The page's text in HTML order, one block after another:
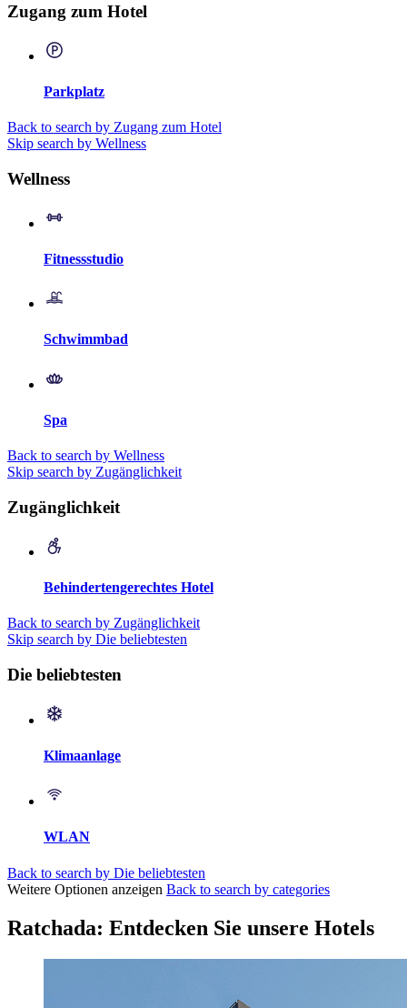
Zugang zum Hotel
Parkplatz
Back to search by Zugang zum Hotel
Skip search by Wellness
Wellness
Fitnessstudio
Schwimmbad
Spa
Back to search by Wellness
Skip search by Zugänglichkeit
Zugänglichkeit
Behindertengerechtes Hotel
Back to search by Zugänglichkeit
Skip search by Die beliebtesten
Die beliebtesten
Klimaanlage
WLAN
Back to search by Die beliebtesten
Weitere Optionen anzeigen Back to search by categories
Ratchada: Entdecken Sie unsere Hotels